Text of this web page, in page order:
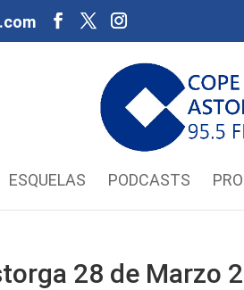
ESQUELAS PODCASTS
28 de Marzo